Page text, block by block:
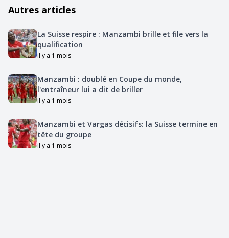
Autres articles
La Suisse respire : Manzambi brille et file vers la
qualification
il y a 1 mois
Manzambi : doublé en Coupe du monde,
l'entraîneur lui a dit de briller
il y a 1 mois
Manzambi et Vargas décisifs: la Suisse termine en
tête du groupe
il y a 1 mois